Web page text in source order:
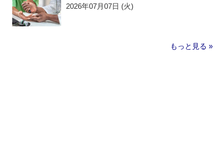
2026年07月07日 (火)
もっと見る »